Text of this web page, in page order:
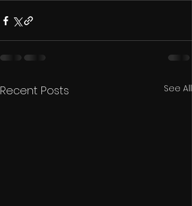
Recent Posts See All